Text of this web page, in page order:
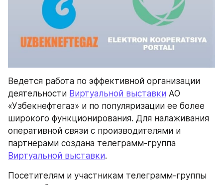
Ведется работа по эффективной организации
деятельности Виртуальной выставки АО
«Узбекнефтегаз» и по популяризации ее более
широкого функционирования. Для налаживания
оперативной связи с производителями и
Виртуальной выставки.
Посетителям и участникам телеграмм-группы